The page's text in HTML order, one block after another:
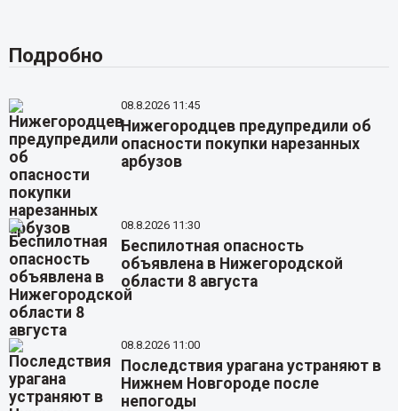
Подробно
08.8.2026 11:45
Нижегородцев предупредили об
опасности покупки нарезанных
арбузов
08.8.2026 11:30
Беспилотная опасность
объявлена в Нижегородской
области 8 августа
08.8.2026 11:00
Последствия урагана устраняют в
Нижнем Новгороде после
непогоды